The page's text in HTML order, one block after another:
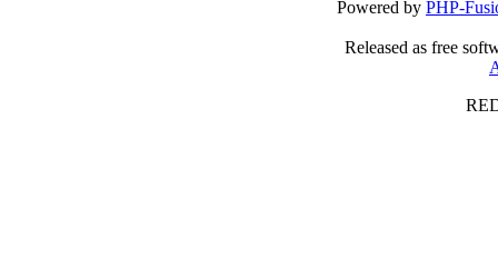
Powered by PHP-
Released as free